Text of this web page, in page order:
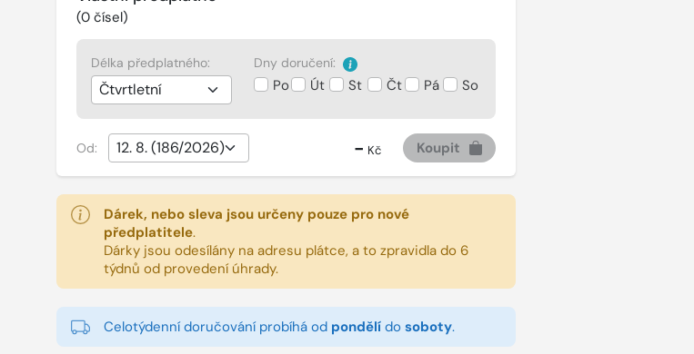
(0čísel)
Délka předplatného: Dny doručení:
Po Út St Čt Pá So
Od: - Kč Koupit
Dárek, nebo sleva jsou určeny pouze pro nové
předplatitele.
Dárky jsou odesílány na adresu plátce, a to zpravidla do 6
týdnů od provedení úhrady.
Celotýdenní doručování probíhá od pondělído soboty.